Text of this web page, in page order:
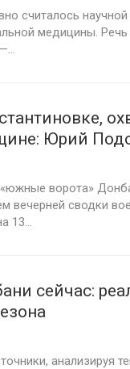
считалось
медицины.
Юрий
фронте
сводка
«южные ворота»
вечерней сводки
13...
сейчас:
анализируя